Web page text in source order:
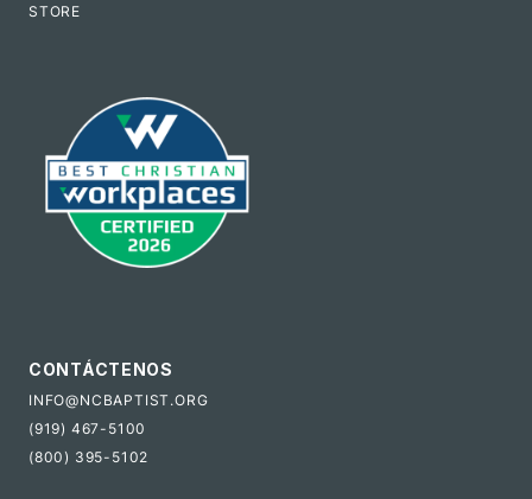
STORE
CONTÁCTENOS
INFO@NCBAPTIST.ORG
(919) 467-5100
(800) 395-5102